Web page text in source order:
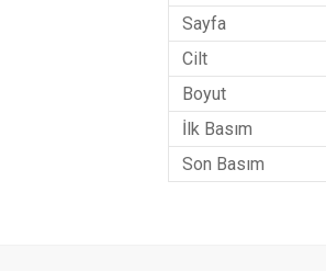
Sayfa
Cilt
Boyut
İlk Basım
Son Basım